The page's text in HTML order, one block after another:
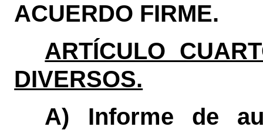
ACUERDO FIRME.
ARTÍCULO
DIVERSOS.
A) Informe de